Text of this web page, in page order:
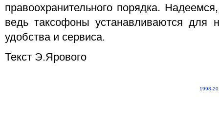
правоохранительного порядка.
ведь таксофоны устанавливаются для
удобства и сервиса.
Текст Э.Ярового
1998-